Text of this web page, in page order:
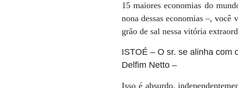
15 maiores economias do
nona dessas economias –,
grão de sal nessa vitória
ISTOÉ – O sr. se alinha com
Delfim Netto –
Isso é absurdo,